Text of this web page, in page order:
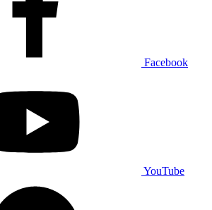
Facebook
YouTube